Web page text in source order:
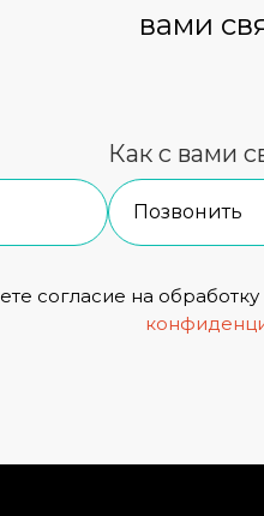
вами
Как с вами
согласие на